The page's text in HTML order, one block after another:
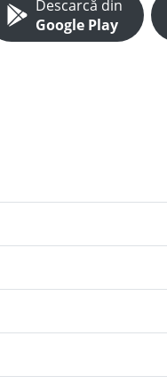
Descarcă din
Google Play